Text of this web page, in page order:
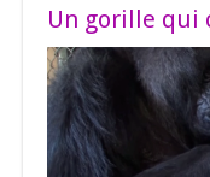
Un gorille qui